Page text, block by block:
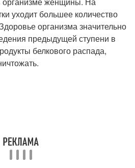
уходит большее количество
организма значительно
предыдущей ступени в
белкового распада,